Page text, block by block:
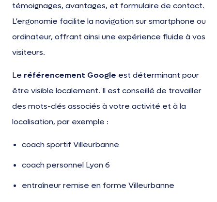
témoignages, avantages, et formulaire de contact.
L’ergonomie facilite la navigation sur smartphone ou
ordinateur, offrant ainsi une expérience fluide à vos
visiteurs.
Le référencement Google est déterminant pour
être visible localement. Il est conseillé de travailler
des mots-clés associés à votre activité et à la
localisation, par exemple :
coach sportif Villeurbanne
coach personnel Lyon 6
entraîneur remise en forme Villeurbanne